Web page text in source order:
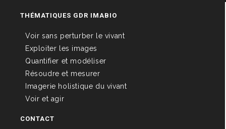
THÉMATIQUES GDR IMABIO
Voir sans perturber le vivant
Exploiter les images
Quantifier et modéliser
Résoudre et mesurer
Imagerie holistique du vivant
Voir et agir
CONTACT